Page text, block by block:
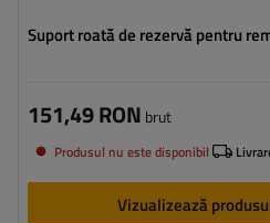
Suport roată de rezervă pentru
151,49 RON brut
Produsul nu este disponibil
Vizualizează